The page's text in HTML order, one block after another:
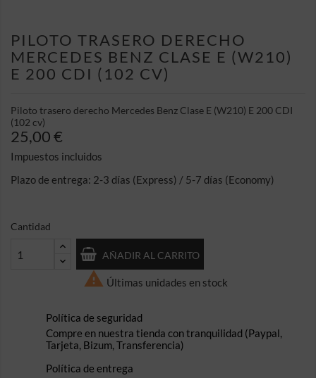
PILOTO TRASERO DERECHO
MERCEDES BENZ CLASE E (W210)
E 200 CDI (102 CV)
Piloto trasero derecho Mercedes Benz Clase E (W210) E 200 CDI
(102 cv)
25,00 €
Impuestos incluidos
Plazo de entrega: 2-3 días (Express) / 5-7 días (Economy)
Cantidad
AÑADIR AL CARRITO
 Últimas unidades en stock
Política de seguridad
Compre en nuestra tienda con tranquilidad (Paypal,
Tarjeta, Bizum, Transferencia)
Política de entrega